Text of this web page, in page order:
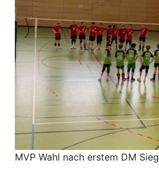
MVP Wahl nach erstem DM Sieg